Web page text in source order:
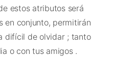
estos atributos será
en conjunto, permitirán
difícil de olvidar ; tanto
o con tus amigos .